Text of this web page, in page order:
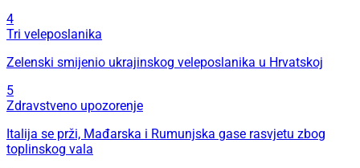
4
Tri veleposlanika
Zelenski smijenio ukrajinskog veleposlanika u Hrvatskoj
5
Zdravstveno upozorenje
Italija se prži, Mađarska i Rumunjska gase rasvjetu zbog
toplinskog vala